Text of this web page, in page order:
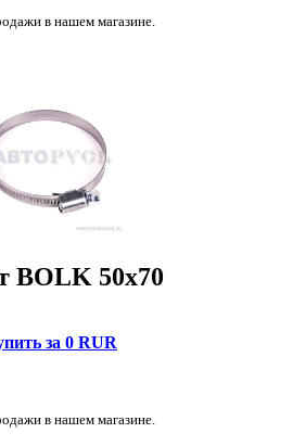
в нашем магазине.
BOLK 50x70
за 0 RUR
в нашем магазине.